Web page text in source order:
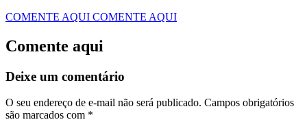
COMENTE AQUI COMENTE AQUI
Comente aqui
Deixe um comentário
O seu endereço de e-mail não será publicado. Campos obrigatórios
são marcados com *